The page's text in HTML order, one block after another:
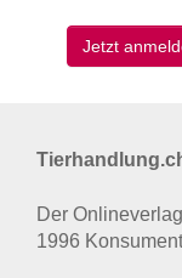
Der
1996